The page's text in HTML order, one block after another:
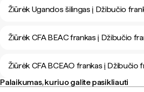
Žiūrėk Ugandos šilingas į Džibučio
Žiūrėk CFA BEAC frankas į Džibučio
Žiūrėk CFA BCEAO frankas į Džibučio
Palaikumas, kuriuo galite pasikliauti